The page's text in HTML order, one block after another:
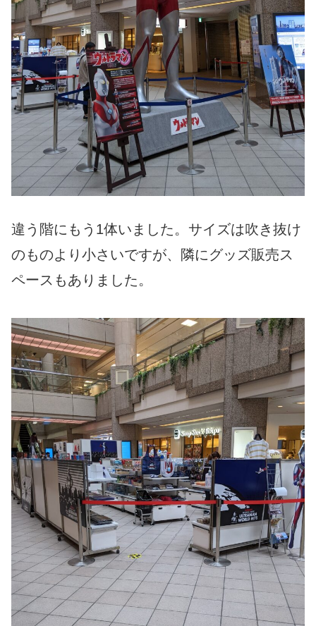
違う階にもう1体いました。サイズは吹き抜け
のものより小さいですが、隣にグッズ販売ス
ペースもありました。